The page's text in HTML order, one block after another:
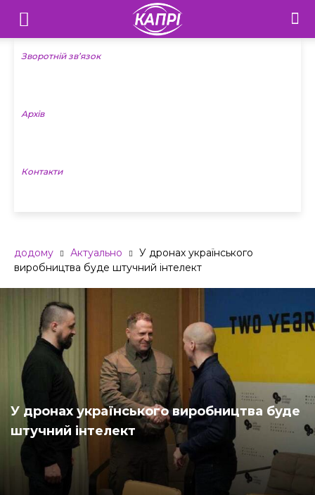
Телебачення
«Капрі»
Новини
Зворотній зв’язок
Архів
Контакти
додому Актуально
У дронах українського
виробництва буде штучний інтелект
У дронах українського виробництва буде
штучний інтелект